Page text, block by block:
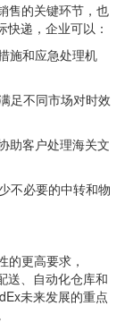
售的关键环节，也
递，企业可以：
施和应急处理机
足不同市场对时效
助客户处理海关文
不必要的中转和物
的更高要求，
送、自动化仓库和
未来发展的重点